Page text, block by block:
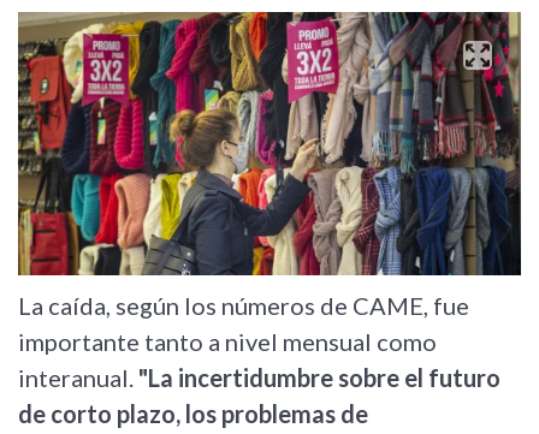
La caída, según los números de CAME, fue
importante tanto a nivel mensual como
interanual. "La incertidumbre sobre el futuro
de corto plazo, los problemas de